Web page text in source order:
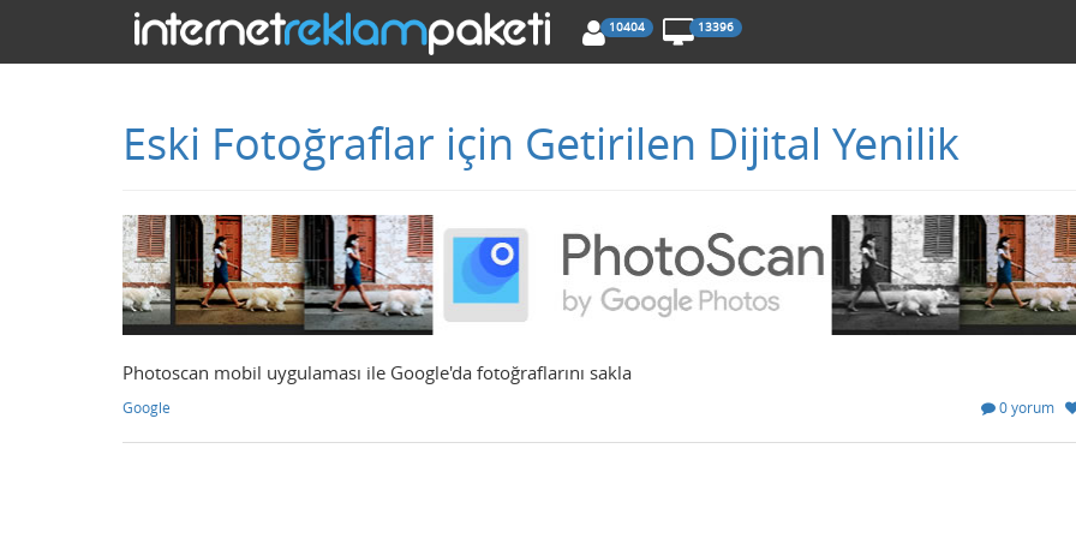
10404 13396
Eski Fotoğraflar için Getirilen Dijital Yenilik
Photoscan mobil uygulaması ile Google'da fotoğraflarını sakla
Google 0 yorum